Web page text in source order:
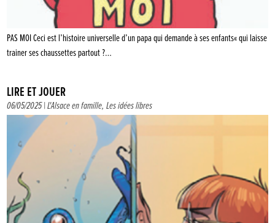
PAS MOI Ceci est l’histoire universelle d’un papa qui demande à ses enfants« qui laisse
trainer ses chaussettes partout ?…
LIRE ET JOUER
06/05/2025 |L'Alsace en famille,Les idées libres